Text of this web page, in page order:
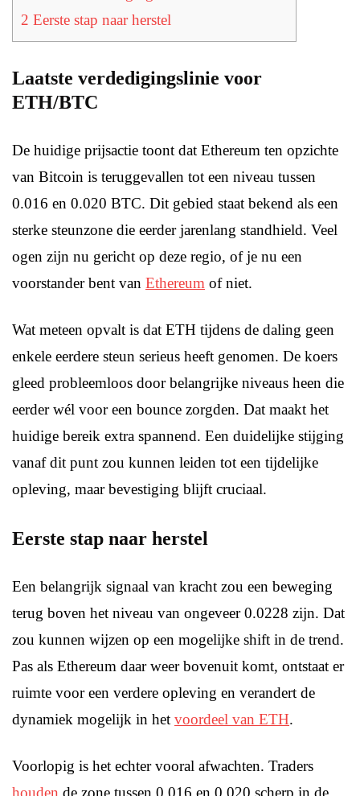
2 Eerste stap naar herstel
Laatste verdedigingslinie voor
ETH/BTC
De huidige prijsactie toont dat Ethereum ten opzichte
van Bitcoin is teruggevallen tot een niveau tussen
0.016 en 0.020 BTC. Dit gebied staat bekend als een
sterke steunzone die eerder jarenlang standhield. Veel
ogen zijn nu gericht op deze regio, of je nu een
voorstander bent van Ethereum of niet.
Wat meteen opvalt is dat ETH tijdens de daling geen
enkele eerdere steun serieus heeft genomen. De koers
gleed probleemloos door belangrijke niveaus heen die
eerder wél voor een bounce zorgden. Dat maakt het
huidige bereik extra spannend. Een duidelijke stijging
vanaf dit punt zou kunnen leiden tot een tijdelijke
opleving, maar bevestiging blijft cruciaal.
Eerste stap naar herstel
Een belangrijk signaal van kracht zou een beweging
terug boven het niveau van ongeveer 0.0228 zijn. Dat
zou kunnen wijzen op een mogelijke shift in de trend.
Pas als Ethereum daar weer bovenuit komt, ontstaat er
ruimte voor een verdere opleving en verandert de
dynamiek mogelijk in het voordeel van ETH.
Voorlopig is het echter vooral afwachten. Traders
houden de zone tussen 0.016 en 0.020 scherp in de